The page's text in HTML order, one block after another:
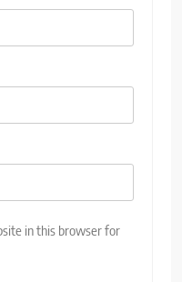
in this browser for